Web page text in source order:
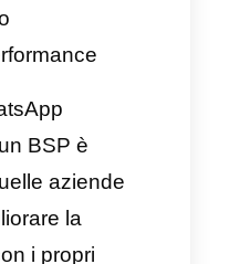
con
alla gestione dei
così di
di posta